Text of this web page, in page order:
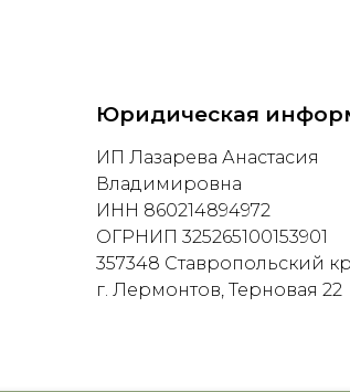
ИП Лазарева Анастасия
Владимировна
ИНН 860214894972
ОГРНИП 325265100153901
357348 Ставропольский
г. Лермонтов, Терновая 22
Юридическая